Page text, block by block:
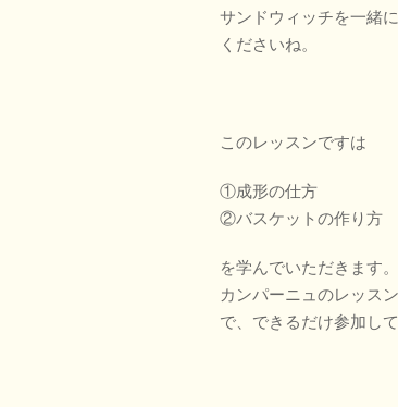
サンドウィッチを一緒
くださいね。
このレッスンですは
①成形の仕方
②バスケットの作り方
を学んでいただきます。
カンパーニュのレッス
で、できるだけ参加し